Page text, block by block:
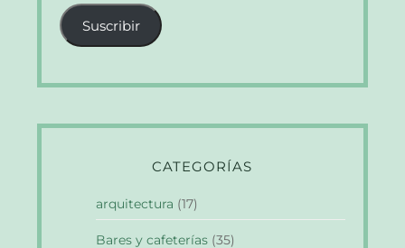
correo
electrónico
Suscribir
CATEGORÍAS
arquitectura (17)
Bares y cafeterías (35)